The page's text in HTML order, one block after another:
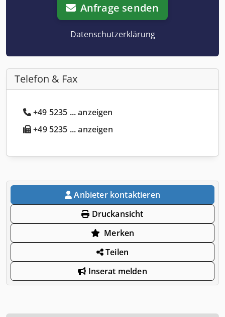
Anfrage senden
Datenschutzerklärung
Telefon & Fax
+49 5235 ... anzeigen
+49 5235 ... anzeigen
Anbieter kontaktieren
Druckansicht
Merken
Teilen
Inserat melden